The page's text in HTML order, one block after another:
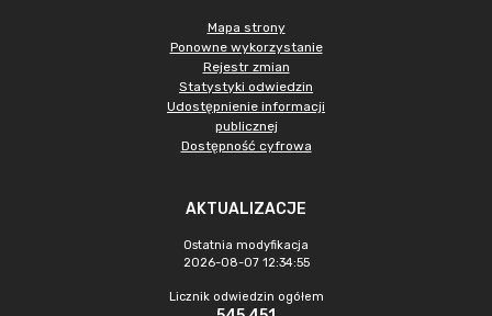
Mapa strony
Ponowne wykorzystanie
Rejestr zmian
Statystyki odwiedzin
Udostępnienie informacji
publicznej
Dostępność cyfrowa
AKTUALIZACJE
Ostatnia modyfikacja
2026-08-07 12:34:55
Licznik odwiedzin ogółem